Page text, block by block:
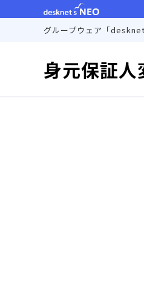
グループウェア「
身元保証人